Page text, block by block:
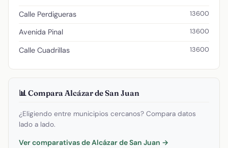
Calle Perdigueras 13600
Avenida Pinal 13600
Calle Cuadrillas 13600
📊 Compara Alcázar de San Juan
¿Eligiendo entre municipios cercanos? Compara datos
lado a lado.
Ver comparativas de Alcázar de San Juan →